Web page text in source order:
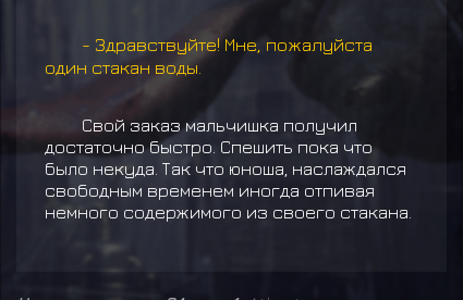
- Здравствуйте! Мне, пожалуйста
один стакан воды.
Свой заказ мальчишка получил
достаточно быстро. Спешить пока что
было некуда. Так что юноша, наслаждался
свободным временем иногда отпивая
немного содержимого из своего стакана.